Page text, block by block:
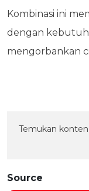
Kombinasi ini
dengan
mengorbankan
Temukan
Source